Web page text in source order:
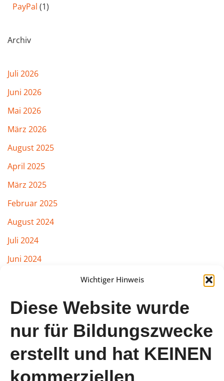
Wichtiger Hinweis
Diese Website wurde
nur für Bildungszwecke
erstellt und hat KEINEN
kommerziellen
PayPal (1)
Archiv
Juli 2026
Juni 2026
Mai 2026
März 2026
August 2025
April 2025
März 2025
Februar 2025
August 2024
Juli 2024
Juni 2024
Januar 2024
August 2023
Juli 2023
Juni 2023